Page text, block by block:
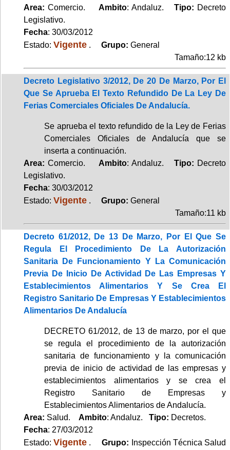
Area: Comercio. Ambito: Andaluz. Tipo: Decreto
Legislativo.
Fecha: 30/03/2012
Estado: Vigente . Grupo: General
Tamaño:12 kb
Decreto Legislativo 3/2012, De 20 De Marzo, Por El
Que Se Aprueba El Texto Refundido De La Ley De
Ferias Comerciales Oficiales De Andalucía.
Se aprueba el texto refundido de la Ley de Ferias
Comerciales Oficiales de Andalucía que se
inserta a continuación.
Area: Comercio. Ambito: Andaluz. Tipo: Decreto
Legislativo.
Fecha: 30/03/2012
Estado: Vigente . Grupo: General
Tamaño:11 kb
Decreto 61/2012, De 13 De Marzo, Por El Que Se
Regula El Procedimiento De La Autorización
Sanitaria De Funcionamiento Y La Comunicación
Previa De Inicio De Actividad De Las Empresas Y
Establecimientos Alimentarios Y Se Crea El
Registro Sanitario De Empresas Y Establecimientos
Alimentarios De Andalucía
DECRETO 61/2012, de 13 de marzo, por el que
se regula el procedimiento de la autorización
sanitaria de funcionamiento y la comunicación
previa de inicio de actividad de las empresas y
establecimientos alimentarios y se crea el
Registro Sanitario de Empresas y
Establecimientos Alimentarios de Andalucía.
Area: Salud. Ambito: Andaluz. Tipo: Decretos.
Fecha: 27/03/2012
Estado:Vigente . Grupo: Inspección Técnica Salud